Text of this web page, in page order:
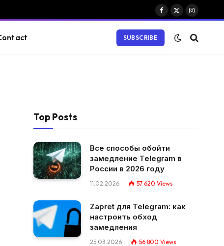
Facebook
X
Instagram
SUBSCRIBE
Top Posts
Все способы обойти
замедление Telegram в
России в 2026 году
11.02.2026 57 620 Views
Zapret для Telegram: как
настроить обход
замедления
25.03.2026 56 800 Views